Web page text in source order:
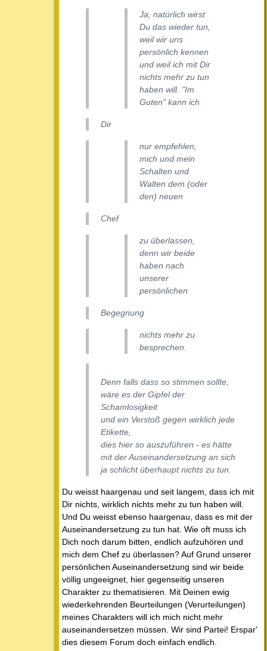
Ja, natürlich wirst
Du das wieder tun,
weil wir uns
persönlich kennen
und weil ich mit Dir
nichts mehr zu tun
haben will. "Im
Guten" kann ich
Dir
nur empfehlen,
mich und mein
Schalten und
Walten dem (oder
den) neuen
Chef
zu überlassen,
denn wir beide
haben nach
unserer
persönlichen
Begegnung
nichts mehr zu
besprechen.
Denn falls dass so stimmen sollte,
wäre es der Gipfel der
Schamlosigkeit
und ein Verstoß gegen wirklich jede
Etikette,
dies hier so auszuführen - es hätte
mit der Auseinandersetzung an sich
ja schlicht überhaupt nichts zu tun.
Du weisst haargenau und seit langem, dass ich mit
Dir nichts, wirklich nichts mehr zu tun haben will.
Und Du weisst ebenso haargenau, dass es mit der
Auseinandersetzung zu tun hat. Wie oft muss ich
Dich noch darum bitten, endlich aufzuhören und
mich dem Chef zu überlassen? Auf Grund unserer
persönlichen Auseinandersetzung sind wir beide
völlig ungeeignet, hier gegenseitig unseren
Charakter zu thematisieren. Mit Deinen ewig
wiederkehrenden Beurteilungen (Verurteilungen)
meines Charakters will ich mich nicht mehr
auseinandersetzen müssen. Wir sind Partei! Erspar'
dies diesem Forum doch einfach endlich.